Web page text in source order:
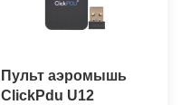
Пульт аэромышь
ClickPdu U12